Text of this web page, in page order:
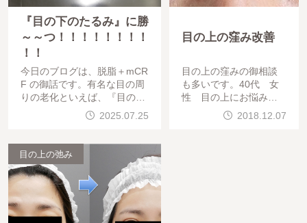
『目の下のたるみ』に勝
～～つ！！！！！！！！
！！
今日のブログは、脱脂＋mCR
F の御話です。有名な目の周
りの老化といえば、『目の下
のたるみ』 ですよね～～～
～。THE CLINICでは、目の
す。 ではでは、図を
2025.07.25
目の上の窪み改善
目の上の窪みの御相談
も多いです。40代 女
性 目の上にお悩みで
した。かなり改善して
ますね。目の周りは、
2018.12.07
目の上の弛み